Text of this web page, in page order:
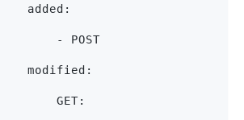
added:
- POST
modified:
GET: